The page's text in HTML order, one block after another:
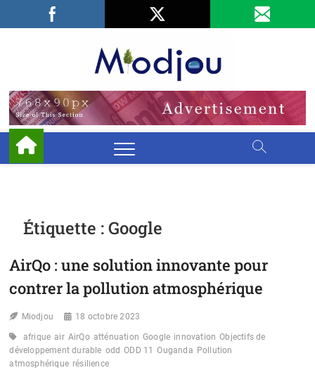
Facebook
LinkedIn
Étiquette :Google
AirQo : une solution innovante pour
contrer la pollution atmosphérique
Miodjou 18 octobre 2023
afrique air AirQo atténuation Google innovation Objectifs de
développement durable odd ODD 11 Ouganda Pollution
atmosphérique résilience